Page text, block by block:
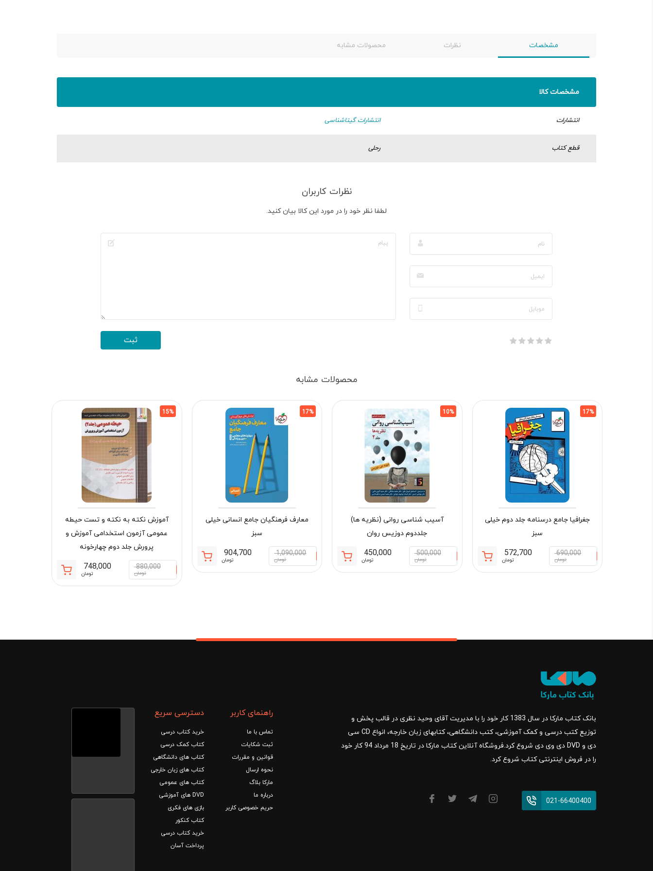
مشخصات نظرات محصولات مشابه
مشخصات کالا
انتشارات انتشارات گیتاشناسی
قطع کتاب رحلی
نظرات کاربران
لطفا نظر خود را در مورد این کالا بیان کنید.
محصولات مشابه
17%
جغرافیا جامع درسنامه جلد دوم خیلی
سبز
690,000
تومان
اصلی:
572,700
تومان
فعلی:
10%
آسیب شناسی روانی (نظریه ها)
جلددوم دوزیس روان
500,000
تومان
اصلی:
450,000
تومان
فعلی:
17%
معارف فرهنگیان جامع انسانی خیلی
سبز
1,090,000
تومان
اصلی:
1,090,000 تومان
904,700
تومان
فعلی:
904,700 تومان.
15%
آموزش نکته به نکته و تست حیطه
عمومی آزمون استخدامی آموزش و
پرورش جلد دوم چهارخونه
880,000
تومان
اصلی:
748,000
تومان
فعلی:
بانک کتاب مارکا در سال 1383 کار خود را با مدیریت آقای وحید نظری در قالب پخش و
توزیع کتب درسی و کمک آموزشی، کتب دانشگاهی، کتابهای زبان خارجه، انواع CD سی
دی و DVD دی وی دی شروع کرد.فروشگاه آنلاین کتاب مارکا در تاریخ 18 مرداد 94 کار خود
را در فروش اینترنتی کتاب شروع کرد.
021-66400400
راهنمای کاربر
تماس با ما
ثبت شکایات
قوانین و مقررات
نحوه ارسال
مارکا بلاگ
درباره ما
حریم خصوصی کاربر
دسترسی سریع
خرید کتاب درسی
کتاب کمک درسی
کتاب های دانشگاهی
کتاب های زبان خارجی
کتاب های عمومی
DVD های آموزشی
بازی های فکری
کتاب کنکور
خرید کتاب درسی
پرداخت آسان